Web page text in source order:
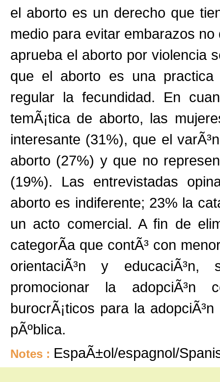
el aborto es un derecho que
medio para evitar embarazos
aprueba el aborto por violencia
que el aborto es una
regular la fecundidad. En
temÃ¡tica de aborto, las
interesante (31%), que el
aborto (27%) y que no
(19%). Las entrevistadas
aborto es indiferente; 23% la
un acto comercial. A fin de
categorÃ­a que contÃ³ con
orientaciÃ³n y educaciÃ³n,
promocionar la adopciÃ³n
burocrÃ¡ticos para la
pÃºblica.
Notes : EspaÃ±ol/espagnol/